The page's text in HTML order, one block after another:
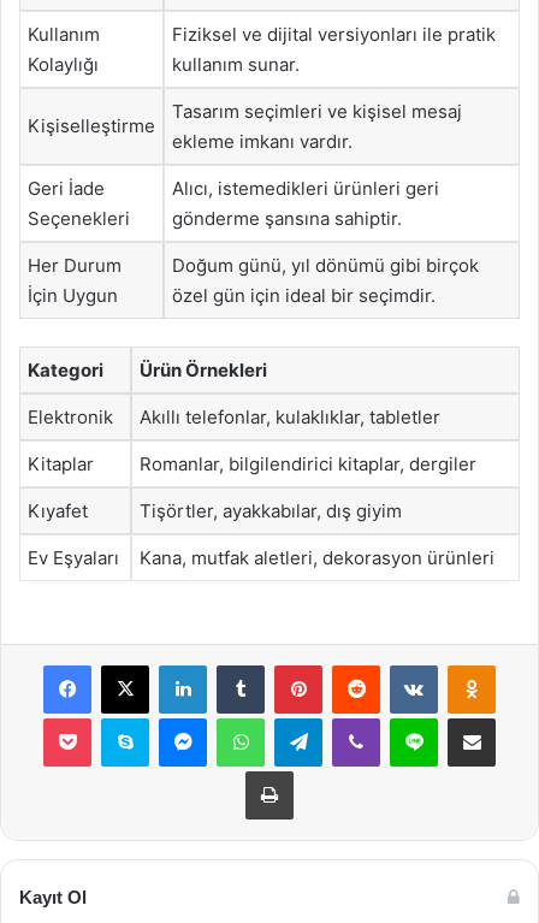
Kullanım
Kolaylığı
Fiziksel ve dijital versiyonları ile pratik
kullanım sunar.
Kişiselleştirme
Tasarım seçimleri ve kişisel mesaj
ekleme imkanı vardır.
Geri İade
Seçenekleri
Alıcı, istemedikleri ürünleri geri
gönderme şansına sahiptir.
Her Durum
İçin Uygun
Doğum günü, yıl dönümü gibi birçok
özel gün için ideal bir seçimdir.
Kategori Ürün Örnekleri
Elektronik Akıllı telefonlar, kulaklıklar, tabletler
Kitaplar Romanlar, bilgilendirici kitaplar, dergiler
Kıyafet Tişörtler, ayakkabılar, dış giyim
Ev Eşyaları Kana, mutfak aletleri, dekorasyon ürünleri
Facebook
X LinkedInTumblr PinterestReddit VKontakte
Pocket Skype MessengerWhatsAppTelegramViber Line E-Posta ile
Yazdır
Kayıt Ol